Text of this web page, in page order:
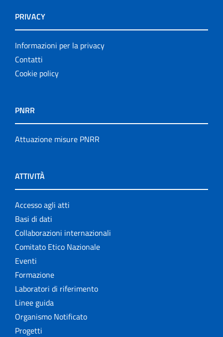
PRIVACY
Informazioni per la privacy
Contatti
Cookie policy
PNRR
Attuazione misure PNRR
ATTIVITÀ
Accesso agli atti
Basi di dati
Collaborazioni internazionali
Comitato Etico Nazionale
Eventi
Formazione
Laboratori di riferimento
Linee guida
Organismo Notificato
Progetti